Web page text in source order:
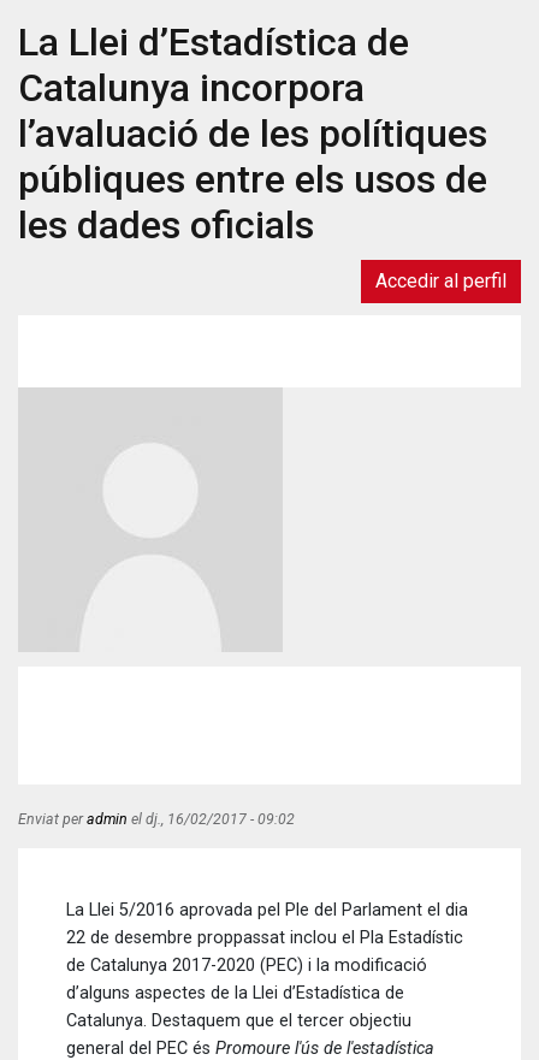
d'inscripció
pel
curs
d'Introducció
als
Mètodes
Qualitatius
aplicats
La Llei d’Estadística de
Catalunya incorpora
l’avaluació de les polítiques
públiques entre els usos de
les dades oficials
Accedir al perfil
Enviat peradmin el dj., 16/02/2017 - 09:02
La Llei 5/2016 aprovada pel Ple del Parlament el dia
22 de desembre proppassat inclou el Pla Estadístic
de Catalunya 2017-2020 (PEC) i la modificació
d’alguns aspectes de la Llei d’Estadística de
Catalunya. Destaquem que el tercer objectiu
general del PEC és Promoure l'ús de l'estadística